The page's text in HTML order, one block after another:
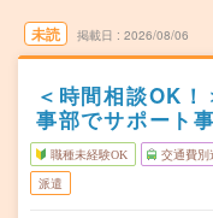
未読 掲載日 2026/08/06
＜時間相談OK
事部でサポート
職種未経験OK 交通費別
派遣